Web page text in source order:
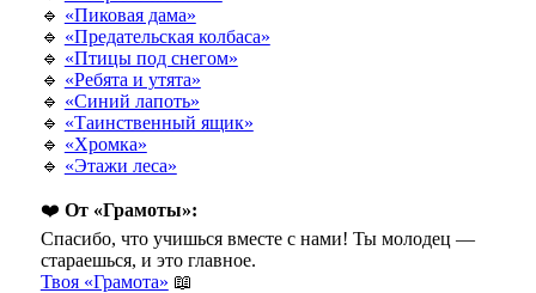
🔹 «Пиковая дама»
🔹 «Предательская колбаса»
🔹 «Птицы под снегом»
🔹 «Ребята и утята»
🔹 «Синий лапоть»
🔹 «Таинственный ящик»
🔹 «Хромка»
🔹 «Этажи леса»
❤️ От «Грамоты»:
Спасибо, что учишься вместе с нами! Ты молодец —
стараешься, и это главное.
Твоя «Грамота» 📖